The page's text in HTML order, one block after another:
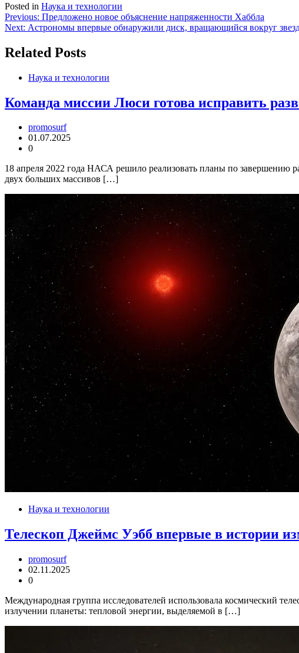
Posted in Наука и технологии
Навигация
по
записям
Previous: Предложено новое объяснение напряженности Хаббла
Next: Астрономы впервые обнаружили диск, вращающийся вокруг
Related Posts
Наука и технологии
Команда миссии Люси готова исправить
promosurf
01.07.2025
0
18 апреля 2022 года НАСА решило реализовать планы по завершению
двух больших массивов […]
Наука и технологии
Телескоп Джеймс Уэбб впервые в истории
promosurf
02.11.2025
0
Международная группа исследователей использовала космический
излучении планеты: тепловой энергии, выделяемой в […]